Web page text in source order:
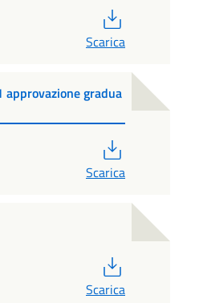
Scarica
approvazione gradua
Scarica
Scarica